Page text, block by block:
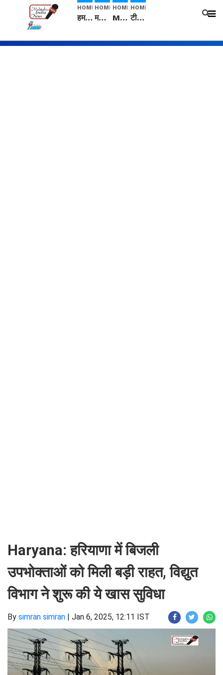
HOME
हम सनातनी..." सांसद kangana Ranaut से क्या बोली लड़की? Viral Jantar-Mantar | CJP protest
HOME
मनीषा हत्याकांड: हत्या, आत्महत्या या कोई बड़ा राज? | Full Story | Josh Haryana
HOME
Mangalsutra: हिंदू धर्म में शादी के बाद मंगलसूत्र क्यों पहनती है महिलाएं, किसने शुरु की ये परंपरा
HOME
टीम बीकेई ने एग्रीकल्चर ग्रेड की यूरिया खाद गट्टों में बदलकर टेक्निकल ग्रेड में बेचने वालों पर करवाई कार्रवाई: लखविंदर सिंह औलख
Haryana: हरियाणा में बिजली
उपभोक्ताओं को मिली बड़ी राहत, विद्युत
विभाग ने शुरू की ये खास सुविधा
By simran simran | Jan 6, 2025, 12:11 IST